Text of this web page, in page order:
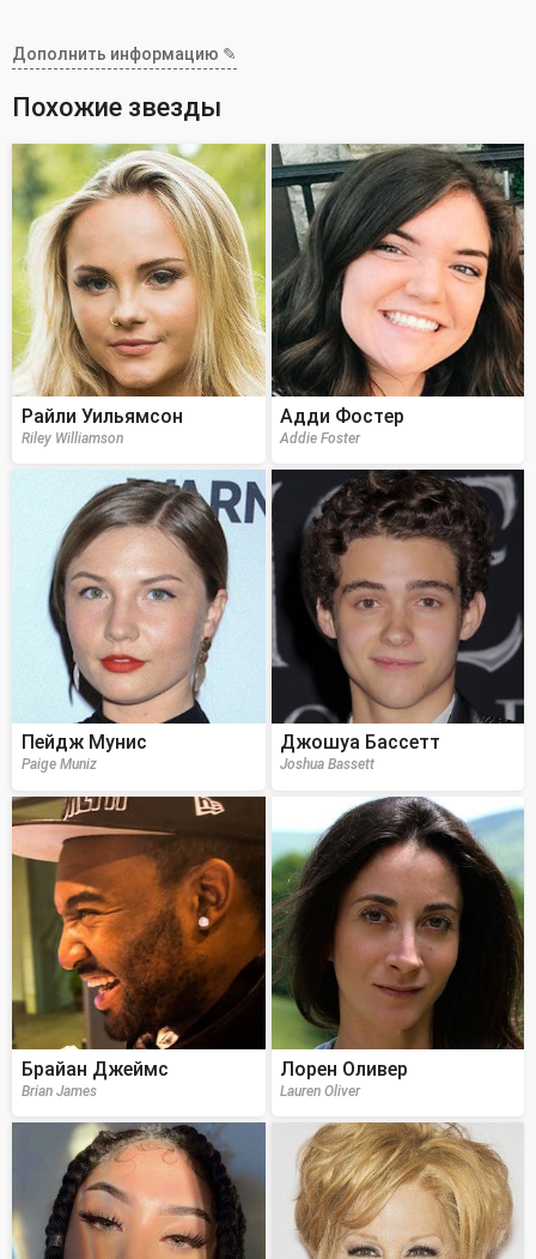
Дополнить информацию ✎
Похожие звезды
Райли Уильямсон
Riley Williamson
Адди Фостер
Addie Foster
Пейдж Мунис
Paige Muniz
Джошуа Бассетт
Joshua Bassett
Брайан Джеймс
Brian James
Лорен Оливер
Lauren Oliver